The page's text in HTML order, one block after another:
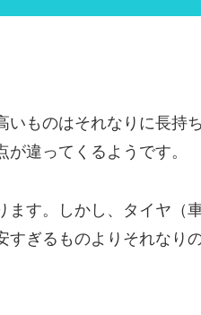
いものはそれなりに長持
違ってくるようです。
す。しかし、タイヤ（車
すぎるものよりそれなり